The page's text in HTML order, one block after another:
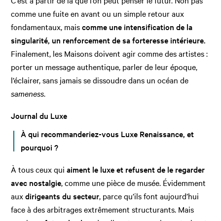
comme une fuite en avant ou un simple retour aux
fondamentaux, maiscomme une intensification de la
singularité, un renforcement de sa forteresse intérieure.
Finalement, les Maisons doivent agir comme des artistes :
porter un message authentique, parler de leur époque,
l’éclairer, sans jamais se dissoudre dans un océan de
sameness.
Journal du Luxe
À qui recommanderiez-vous Luxe Renaissance, et
pourquoi ?
À tous ceux quiaiment le luxe et refusent de le regarder
avec nostalgie, comme une pièce de musée. Évidemment
auxdirigeants du secteur, parce qu’ils font aujourd’hui
face à des arbitrages extrêmement structurants. Mais